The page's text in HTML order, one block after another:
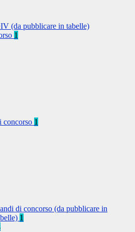
(da pubblicare in tabelle)
1
concorso 1
di concorso (da pubblicare in
1